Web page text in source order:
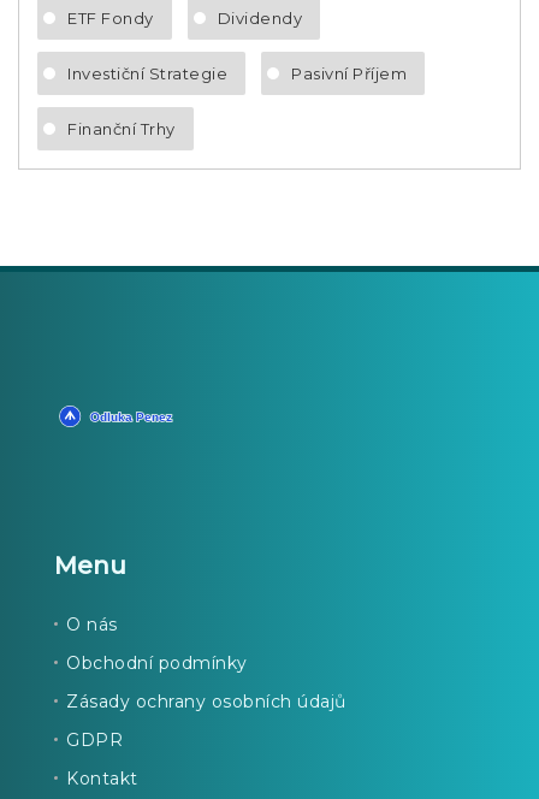
ETF Fondy Dividendy
Investiční Strategie Pasivní Příjem
Finanční Trhy
Menu
O nás
Obchodní podmínky
Zásady ochrany osobních údajů
GDPR
Kontakt